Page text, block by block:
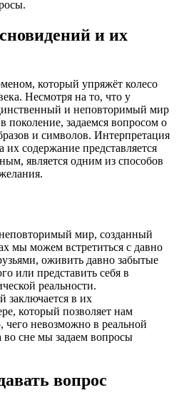
и их
который упряжёт колесо
Несмотря на то, что у
и неповторимый мир
поколение, задаемся вопросом о
и символов. Интерпретация
их содержание представляется
является одним из способов
мир, созданный
мы можем встретиться с давно
оживить давно забытые
или представить себя в
реальности.
заключается в их
который позволяет нам
чего невозможно в реальной
во сне мы задаем вопросы
вопрос